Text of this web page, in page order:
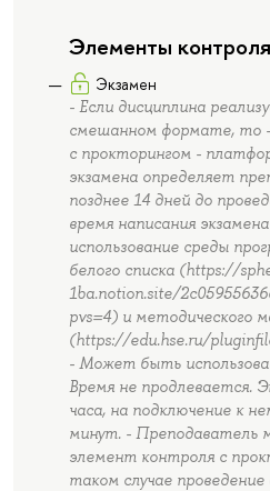
Элементы контроля
Экзамен
- Если дисциплина
смешанном формате, то -
с прокторингом -
экзамена определяет
позднее 14 дней до
время написания
использование среды
белого списка (https://
1ba.notion.site/
pvs=4) и методического
(https://edu.hse.ru/
- Может быть
Время не продлевается.
часа, на подключение к
минут. - Преподаватель
элемент контроля с
таком случае